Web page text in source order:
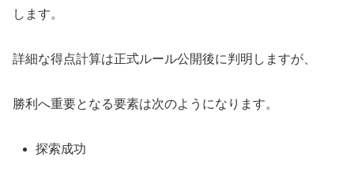
します。
詳細な得点計算は正式ルール公開後に判明しますが、
勝利へ重要となる要素は次のようになります。
探索成功